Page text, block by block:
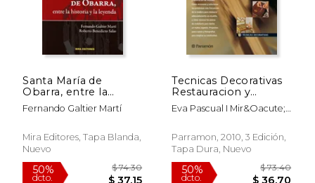
Santa María de
Obarra, entre la
historia y la leyenda
Fernando Galtier Martí
Mira Editores, Tapa Blanda,
Nuevo
Tecnicas Decorativas
Restauracion y
Renovacion de
Muebles (Técnicas
Eva Pascual I Mir&Oacute;;
Conejo Viloria
Parramon, 2010, 3 Edición,
Tapa Dura, Nuevo